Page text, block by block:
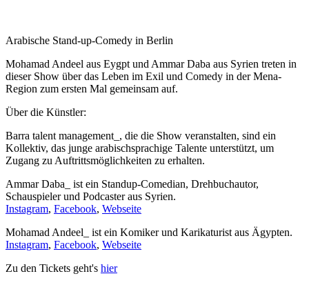
Arabische Stand-up-Comedy in Berlin
Mohamad Andeel aus Eygpt und Ammar Daba aus Syrien treten in
dieser Show über das Leben im Exil und Comedy in der Mena-
Region zum ersten Mal gemeinsam auf.
Über die Künstler:
Barra talent management_, die die Show veranstalten, sind ein
Kollektiv, das junge arabischsprachige Talente unterstützt, um
Zugang zu Auftrittsmöglichkeiten zu erhalten.
Ammar Daba_ ist ein Standup-Comedian, Drehbuchautor,
Schauspieler und Podcaster aus Syrien.
Instagram, Facebook, Webseite
Mohamad Andeel_ ist ein Komiker und Karikaturist aus Ägypten.
Instagram, Facebook, Webseite
Zu den Tickets geht's hier